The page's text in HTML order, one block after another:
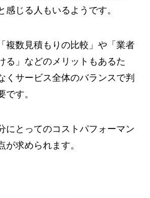
感じる人もいるようです。
複数見積もりの比較」や「業者
る」などのメリットもあるた
くサービス全体のバランスで判
です。
にとってのコストパフォーマン
が求められます。